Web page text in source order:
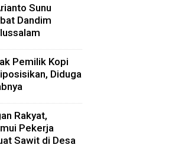
Sunu
Dandim
Pemilik Kopi
Diduga
Rakyat,
Pekerja
Sawit di Desa